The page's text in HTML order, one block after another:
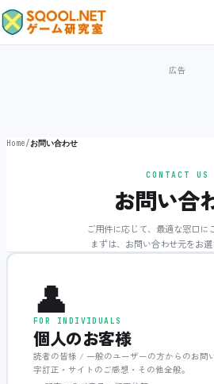
Home/お問い合わせ
CONTACT US
お問い合
ご用件に応じて、最適な窓口に
まずは、お問い合わせ元をお選
👤
FOR INDIVIDUALS
個人のお客様
読者の皆様 / 一般のユーザーの方からのお問
字訂正・サイトのご感想・その他全般。